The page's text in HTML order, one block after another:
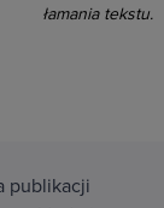
łamania tekstu.
publikacji